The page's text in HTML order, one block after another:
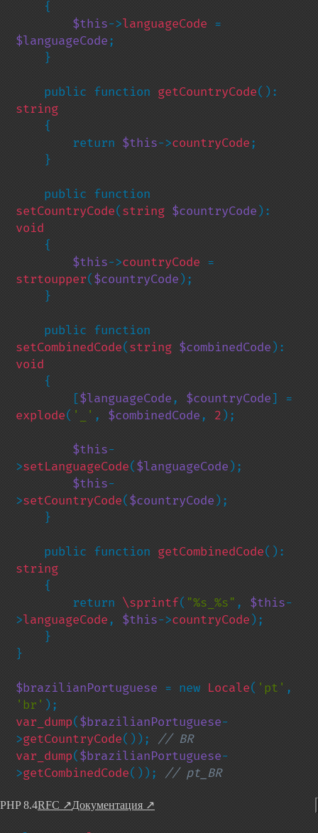
{
$this->languageCode
$languageCode;
    public function
getCountryCode
string
{
        return
$this->countryCode;
setCountryCode(string $countryCode
void
{
$this->countryCode
strtoupper($countryCode);
setCombinedCode(string $combinedCode
void
{
        [
$languageCode , $countryCode
explode( '_' , $combinedCode , 2);
$this-
>setLanguageCode($languageCode);
$this-
>setCountryCode($countryCode);
    public function
getCombinedCode
string
{
        return
\sprintf( "%s_%s" , $this-
>languageCode, $this->countryCode);
}
$brazilianPortuguese = new Locale( 'pt'
'br'
var_dump($brazilianPortuguese-
>getCountryCode());
// BR
var_dump($brazilianPortuguese-
>getCombinedCode()); // pt_BR
PHP 8.4RFC ↗Документация ↗